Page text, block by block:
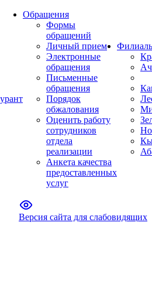
Обращения
Формы
обращений
Личный прием
Электронные
обращения
Письменные
обращения
Порядок
обжалования
Оценить работу
сотрудников
отдела
реализации
Анкета качества
предоставленных
услуг
Версия сайта для слабовидящих